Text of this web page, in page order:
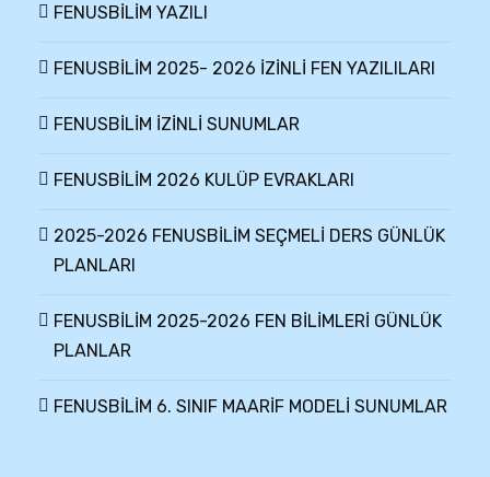
FENUSBİLİM YAZILI
FENUSBİLİM 2025- 2026 İZİNLİ FEN YAZILILARI
FENUSBİLİM İZİNLİ SUNUMLAR
FENUSBİLİM 2026 KULÜP EVRAKLARI
2025-2026 FENUSBİLİM SEÇMELİ DERS GÜNLÜK
PLANLARI
FENUSBİLİM 2025-2026 FEN BİLİMLERİ GÜNLÜK
PLANLAR
FENUSBİLİM 6. SINIF MAARİF MODELİ SUNUMLAR